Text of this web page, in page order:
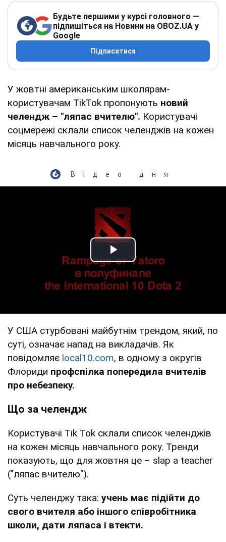
Будьте першими у курсі головного —
підпишіться на Новини на OBOZ.UA у
Google
Підписатися
У жовтні американським школярам-
користувачам TikTok пропонують новий
челендж – "ляпас вчителю". Користувачі
соцмережі склали список челенджів на кожен
місяць навчального року.
Відео дня
Play Video
У США стурбовані майбутнім трендом, який, по
суті, означає напад на викладачів. Як
повідомляє local10.com, в одному з округів
Флориди профспілка попередила вчителів
про небезпеку.
Що за челендж
Користувачі Tik Tok склали список челенджів
на кожен місяць навчального року. Тренди
показують, що для жовтня це – slap a teacher
("ляпас вчителю").
Суть челенджу така: учень має підійти до
свого вчителя або іншого співробітника
школи, дати ляпаса і втекти.